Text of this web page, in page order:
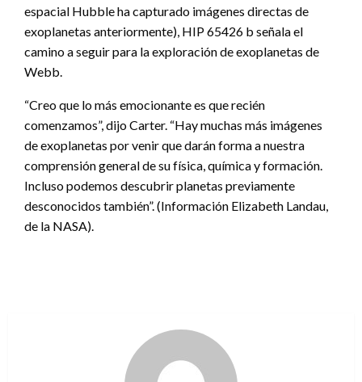
espacial Hubble ha capturado imágenes directas de
exoplanetas anteriormente), HIP 65426 b señala el
camino a seguir para la exploración de exoplanetas de
Webb.
“Creo que lo más emocionante es que recién
comenzamos”, dijo Carter. “Hay muchas más imágenes
de exoplanetas por venir que darán forma a nuestra
comprensión general de su física, química y formación.
Incluso podemos descubrir planetas previamente
desconocidos también”. (Información Elizabeth Landau,
de la NASA).